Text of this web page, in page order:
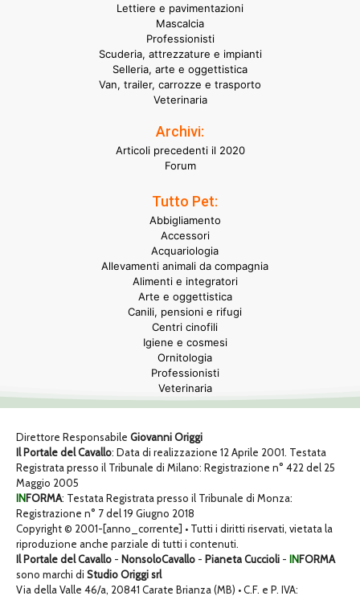
Lettiere e pavimentazioni
Mascalcia
Professionisti
Scuderia, attrezzature e impianti
Selleria, arte e oggettistica
Van, trailer, carrozze e trasporto
Veterinaria
Archivi:
Articoli precedenti il 2020
Forum
Tutto Pet:
Abbigliamento
Accessori
Acquariologia
Allevamenti animali da compagnia
Alimenti e integratori
Arte e oggettistica
Canili, pensioni e rifugi
Centri cinofili
Igiene e cosmesi
Ornitologia
Professionisti
Veterinaria
Direttore Responsabile Giovanni Origgi
Il Portale del Cavallo: Data di realizzazione 12 Aprile 2001. Testata
Registrata presso il Tribunale di Milano: Registrazione n° 422 del 25
Maggio 2005
INFORMA: Testata Registrata presso il Tribunale di Monza:
Registrazione n° 7 del 19 Giugno 2018
Copyright © 2001-[anno_corrente] • Tutti i diritti riservati, vietata la
riproduzione anche parziale di tutti i contenuti.
Il Portale del Cavallo - NonsoloCavallo - Pianeta Cuccioli - INFORMA
sono marchi di Studio Origgi srl
Via della Valle 46/a, 20841 Carate Brianza (MB) • C.F. e P. IVA: